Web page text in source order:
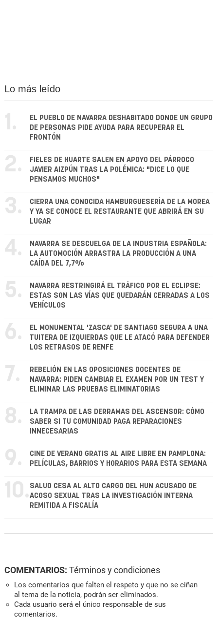
Lo más leído
1.
EL PUEBLO DE NAVARRA DESHABITADO DONDE UN GRUPO
DE PERSONAS PIDE AYUDA PARA RECUPERAR EL
FRONTÓN
2.
FIELES DE HUARTE SALEN EN APOYO DEL PÁRROCO
JAVIER AIZPÚN TRAS LA POLÉMICA: "DICE LO QUE
PENSAMOS MUCHOS"
3.
CIERRA UNA CONOCIDA HAMBURGUESERÍA DE LA MOREA
Y YA SE CONOCE EL RESTAURANTE QUE ABRIRÁ EN SU
LUGAR
4.
NAVARRA SE DESCUELGA DE LA INDUSTRIA ESPAÑOLA:
LA AUTOMOCIÓN ARRASTRA LA PRODUCCIÓN A UNA
CAÍDA DEL 7,7%
5.
NAVARRA RESTRINGIRÁ EL TRÁFICO POR EL ECLIPSE:
ESTAS SON LAS VÍAS QUE QUEDARÁN CERRADAS A LOS
VEHÍCULOS
6.
EL MONUMENTAL 'ZASCA' DE SANTIAGO SEGURA A UNA
TUITERA DE IZQUIERDAS QUE LE ATACÓ PARA DEFENDER
LOS RETRASOS DE RENFE
7.
REBELIÓN EN LAS OPOSICIONES DOCENTES DE
NAVARRA: PIDEN CAMBIAR EL EXAMEN POR UN TEST Y
ELIMINAR LAS PRUEBAS ELIMINATORIAS
8.
LA TRAMPA DE LAS DERRAMAS DEL ASCENSOR: CÓMO
SABER SI TU COMUNIDAD PAGA REPARACIONES
INNECESARIAS
9.
CINE DE VERANO GRATIS AL AIRE LIBRE EN PAMPLONA:
PELÍCULAS, BARRIOS Y HORARIOS PARA ESTA SEMANA
10. SALUD CESA AL ALTO CARGO DEL HUN ACUSADO DE
ACOSO SEXUAL TRAS LA INVESTIGACIÓN INTERNA
REMITIDA A FISCALÍA
COMENTARIOS: Términos y condiciones
Los comentarios que falten el respeto y que no se ciñan
al tema de la noticia, podrán ser eliminados.
Cada usuario será el único responsable de sus
comentarios.